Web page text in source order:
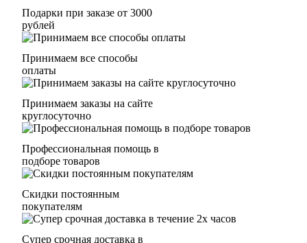
Подарки при заказе от 3000
рублей
Принимаем все способы
оплаты
Принимаем заказы на сайте
круглосуточно
Профессиональная помощь в
подборе товаров
Скидки постоянным
покупателям
Супер срочная доставка в